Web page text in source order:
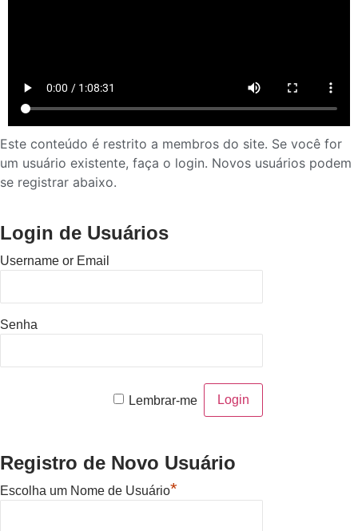
Este conteúdo é restrito a membros do site. Se você for
um usuário existente, faça o login. Novos usuários podem
se registrar abaixo.
Login de Usuários
Username or Email
Senha
Lembrar-me
Registro de Novo Usuário
Escolha um Nome de Usuário*